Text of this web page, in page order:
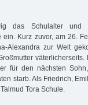
das Schulalter
Kurz zuvor, am 26.
Alexandra zur Welt
väterlicherseits.
für den nächsten
starb. Als Friedrich,
Tora Schule.